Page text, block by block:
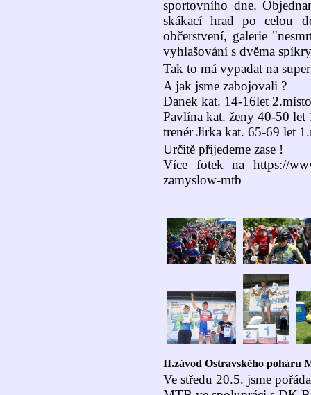
sportovního dne.
skákací hrad po celou
občerstvení, galerie
vyhlašování s dvěma
Tak to má vypadat na
A jak jsme zabojovali ?
Danek kat. 14-16let
Pavlína kat. ženy 40-50 let
trenér Jirka kat. 65-69 let
Určitě přijedeme zase !
Více fotek na https://
zamyslow-mtb
II.závod Ostravského poháru
Ve středu 20.5. jsme